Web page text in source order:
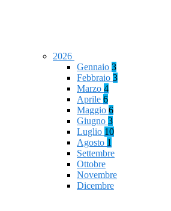
2026
Gennaio 3
Febbraio 3
Marzo 4
Aprile 6
Maggio 6
Giugno 3
Luglio 10
Agosto 1
Settembre
Ottobre
Novembre
Dicembre